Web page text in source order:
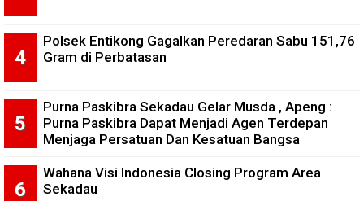
Polsek Entikong Gagalkan Peredaran Sabu 151,76
Gram di Perbatasan
Purna Paskibra Sekadau Gelar Musda , Apeng :
Purna Paskibra Dapat Menjadi Agen Terdepan
Menjaga Persatuan Dan Kesatuan Bangsa
Wahana Visi Indonesia Closing Program Area
Sekadau